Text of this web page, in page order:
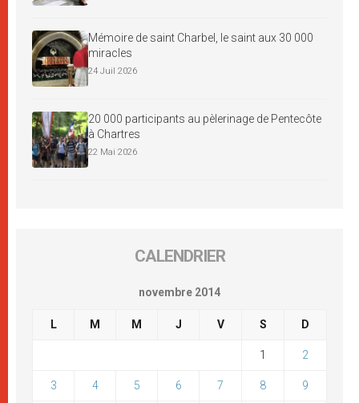
Mémoire de saint Charbel, le saint aux 30 000
miracles
24 Juil 2026
20 000 participants au pèlerinage de Pentecôte
à Chartres
22 Mai 2026
CALENDRIER
novembre 2014
L M M J V S D
1 2
3 4 5 6 7 8 9